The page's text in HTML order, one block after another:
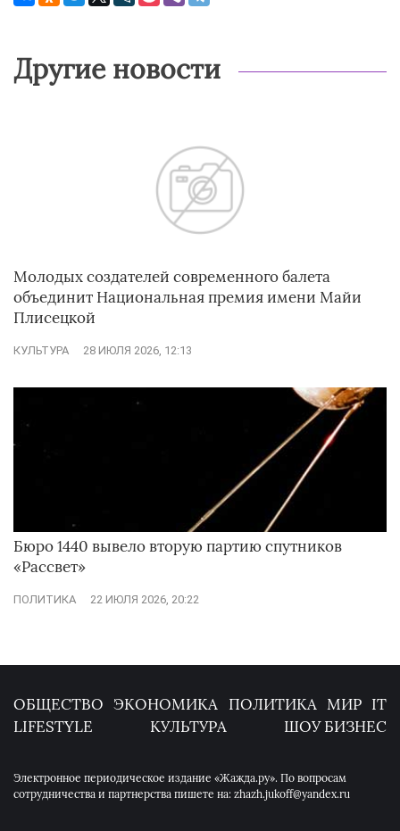
Другие новости
Молодых создателей современного балета
объединит Национальная премия имени Майи
Плисецкой
КУЛЬТУРА 28 ИЮЛЯ 2026, 12:13
Бюро 1440 вывело вторую партию спутников
«Рассвет»
ПОЛИТИКА 22 ИЮЛЯ 2026, 20:22
ОБЩЕСТВО ЭКОНОМИКА ПОЛИТИКА МИР IT
LIFESTYLE
КУЛЬТУРА ШОУ БИЗНЕС
Электронное периодическое издание «Жажда.ру». По вопросам
сотрудничества и партнерства пишете на: zhazh.jukoff@yandex.ru